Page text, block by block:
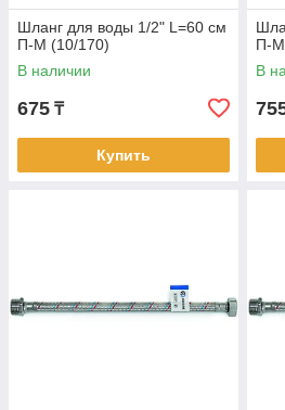
Шланг для воды 1/2" L=60 см
П-М (10/170)
В наличии
675 ₸
Купить
П-М
В